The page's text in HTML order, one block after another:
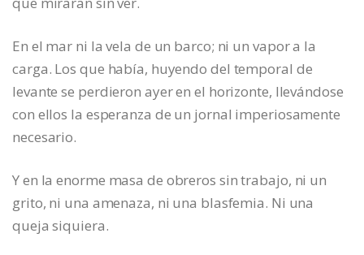
En el mar ni la vela de un barco; ni un vapor a la
carga. Los que había, huyendo del temporal de
levante se perdieron ayer en el horizonte, llevándose
con ellos la esperanza de un jornal imperiosamente
necesario.
Y en la enorme masa de obreros sin trabajo, ni un
grito, ni una amenaza, ni una blasfemia. Ni una
queja siquiera.